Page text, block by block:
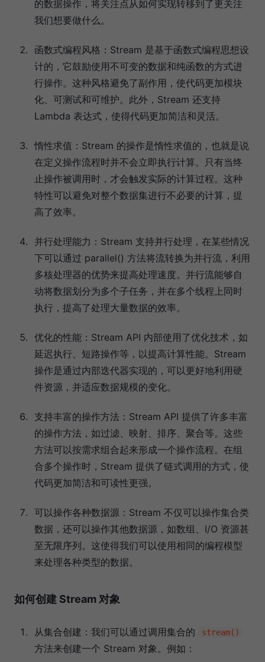
的数据操作，将关注点从如何实现转移到了更关注
我们想要做什么。
函数式编程风格：Stream 是基于函数式编程思想设
计的，它鼓励使用不可变的数据和纯函数的方式进
行操作。这种风格避免了副作用，使代码更加模块
化、可测试和可维护。此外，Stream 还支持
Lambda 表达式，使得代码更加简洁和灵活。
惰性求值：Stream 的操作是惰性求值的，也就是说
在定义操作流程时并不会立即执行计算。只有当终
止操作被调用时，才会触发实际的计算过程。这种
特性可以避免对整个数据集进行不必要的计算，提
高了效率。
并行处理能力：Stream 支持并行处理，在某些情况
下可以通过 parallel() 方法将流转换为并行流，利用
多核处理器的优势来提高处理速度。并行流能够自
动将数据划分为多个子任务，并在多个线程上同时
执行，提高了处理大量数据的效率。
优化的性能：Stream API 内部使用了优化技术，如
延迟执行、短路操作等，以提高计算性能。Stream
操作是通过内部迭代器实现的，可以更好地利用硬
件资源，并适应数据规模的变化。
支持丰富的操作方法：Stream API 提供了许多丰富
的操作方法，如过滤、映射、排序、聚合等。这些
方法可以按需求组合起来形成一个操作流程。在组
合多个操作时，Stream 提供了链式调用的方式，使
代码更加简洁和可读性更强。
可以操作各种数据源：Stream 不仅可以操作集合类
数据，还可以操作其他数据源，如数组、I/O 资源甚
至无限序列。这使得我们可以使用相同的编程模型
来处理各种类型的数据。
如何创建 Stream 对象
从集合创建：我们可以通过调用集合的 stream()
方法来创建一个 Stream 对象。例如：